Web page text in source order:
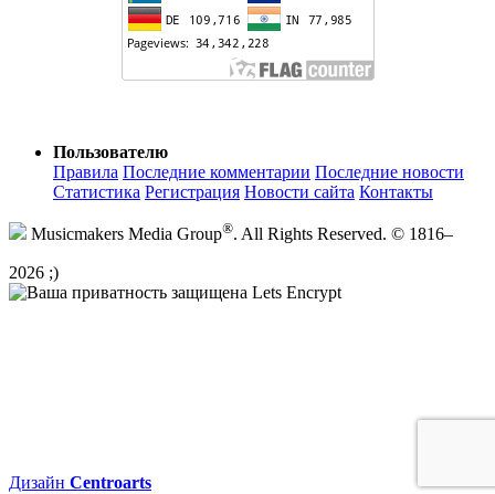
Пользователю
Правила Последние комментарии Последние новости
Статистика Регистрация Новости сайта Контакты
Musicmakers Media Group®. All Rights Reserved. © 1816–
2026 ;)
Дизайн Centroarts